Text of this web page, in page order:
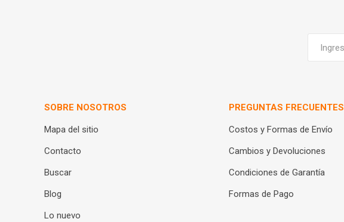
SOBRE NOSOTROS
Mapa del sitio
Contacto
Buscar
Blog
Lo nuevo
PREGUNTAS FRECUENTES
Costos y Formas de Envío
Cambios y Devoluciones
Condiciones de Garantía
Formas de Pago